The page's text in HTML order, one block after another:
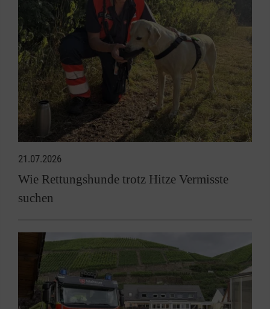
21.07.2026
Wie Rettungshunde trotz Hitze Vermisste
suchen